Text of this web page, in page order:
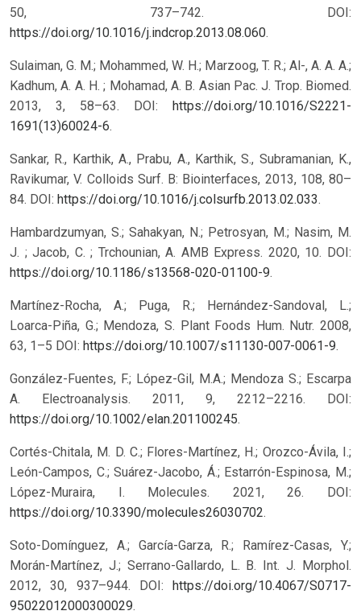
50, 737–742. DOI:
https://doi.org/10.1016/j.indcrop.2013.08.060.
Sulaiman, G. M.; Mohammed, W. H.; Marzoog, T. R.; Al-, A. A. A.;
Kadhum, A. A. H. ; Mohamad, A. B. Asian Pac. J. Trop. Biomed.
2013, 3, 58–63. DOI:
https://doi.org/10.1016/S2221-
1691(13)60024-6.
Sankar, R., Karthik, A., Prabu, A., Karthik, S., Subramanian, K.,
Ravikumar, V. Colloids Surf. B: Biointerfaces, 2013, 108, 80–
84. DOI: https://doi.org/10.1016/j.colsurfb.2013.02.033.
Hambardzumyan, S.; Sahakyan, N.; Petrosyan, M.; Nasim, M.
J. ; Jacob, C. ; Trchounian, A. AMB Express. 2020, 10. DOI:
https://doi.org/10.1186/s13568-020-01100-9.
Martínez-Rocha, A.; Puga, R.; Hernández-Sandoval, L.;
Loarca-Piña, G.; Mendoza, S. Plant Foods Hum. Nutr. 2008,
63, 1–5 DOI: https://doi.org/10.1007/s11130-007-0061-9.
González-Fuentes, F.; López-Gil, M.A.; Mendoza S.; Escarpa
A. Electroanalysis. 2011, 9, 2212–2216. DOI:
https://doi.org/10.1002/elan.201100245.
Cortés-Chitala, M. D. C.; Flores-Martínez, H.; Orozco-Ávila, I.;
León-Campos, C.; Suárez-Jacobo, Á.; Estarrón-Espinosa, M.;
López-Muraira, I. Molecules. 2021, 26. DOI:
https://doi.org/10.3390/molecules26030702.
Soto-Domínguez, A.; García-Garza, R.; Ramírez-Casas, Y.;
Morán-Martínez, J.; Serrano-Gallardo, L. B. Int. J. Morphol.
2012, 30, 937–944. DOI:
https://doi.org/10.4067/S0717-
95022012000300029.